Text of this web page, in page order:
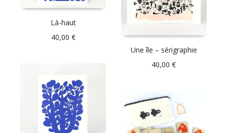
Là-haut
40,00 €
Une île – sérigraphie
40,00€